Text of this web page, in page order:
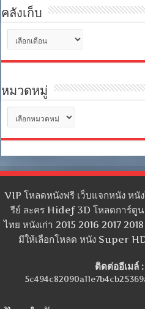
คลังเก็บ
เก็บ
หมวดหมู่
หมู่
VIP โหลดหนังฟรี เว็บแจกหนัง หนั
รีย์ ละคร Hidef 3D โหลดการ์ตู
ไทย หนังเก่า 2015 2016 2017
มีให้เลือกโหลด หนัง Super
ติดต่ออีเมล์